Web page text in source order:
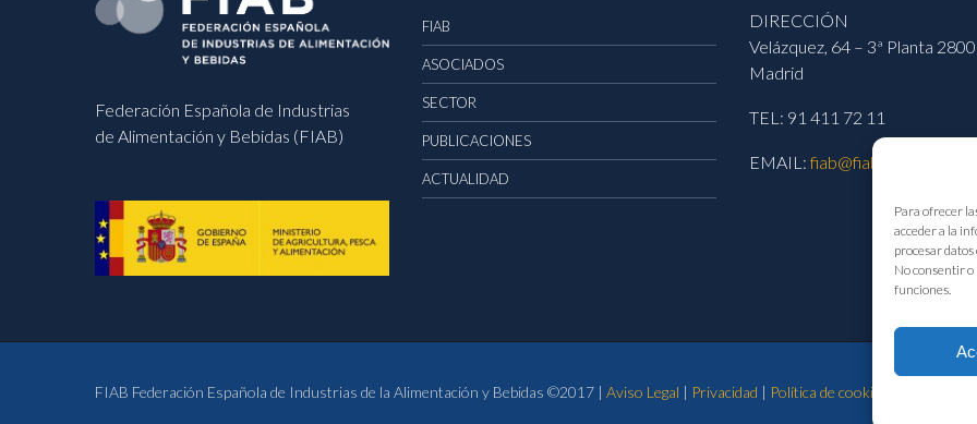
Para ofrecer
acceder a la
procesar
No consentir
funciones.
Federación Española de Industrias
de Alimentación y Bebidas (FIAB)
FIAB
ASOCIADOS
SECTOR
PUBLICACIONES
ACTUALIDAD
DIRECCIÓN
Velázquez, 64 – 3ª Planta
Madrid
TEL: 91 411 72 11
EMAIL:fiab@fiab.es
FIAB Federación Española de Industrias de la Alimentación y Bebidas ©2017 | Aviso Legal | Privacidad | Política de cookies